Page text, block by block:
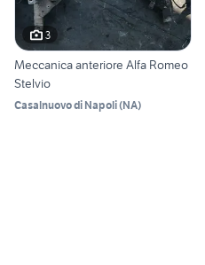
3
Meccanica anteriore Alfa Romeo
Stelvio
Casalnuovo di Napoli(NA)